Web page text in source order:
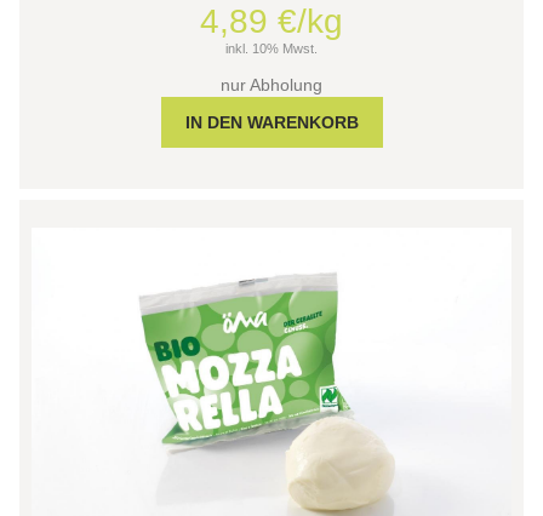
4,89 €/kg
inkl. 10% Mwst.
nur Abholung